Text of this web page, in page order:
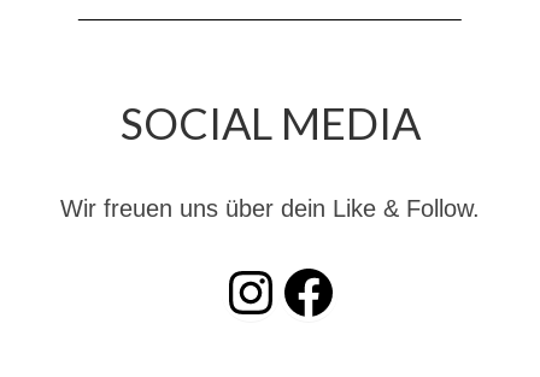
Infos
Dienstplan
SOCIAL MEDIA
Wir freuen uns über dein Like & Follow.
INSTAGRAM Facebook